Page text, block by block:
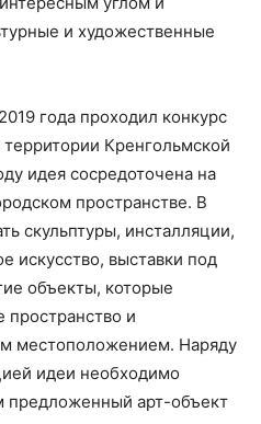
и художественные
года проходил конкурс
Кренгольмской
идея сосредоточена на
пространстве. В
скульптуры, инсталляции,
искусство, выставки под
объекты, которые
и
местоположением. Наряду
идеи необходимо
предложенный арт-объект